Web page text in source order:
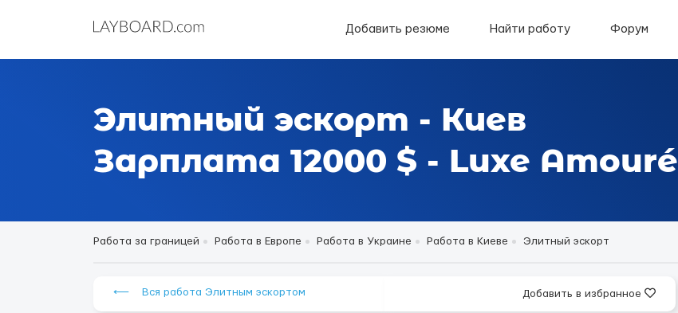
Добавить резюме Найти работу Форум
Элитный эскорт - Киев
Зарплата 12000 $ - Luxe Amouré
Работа за границей Работа в Европе Работа в Украине Работа в Киеве Элитный эскорт
⟵ Вся работа Элитным эскортом Добавить в избранное